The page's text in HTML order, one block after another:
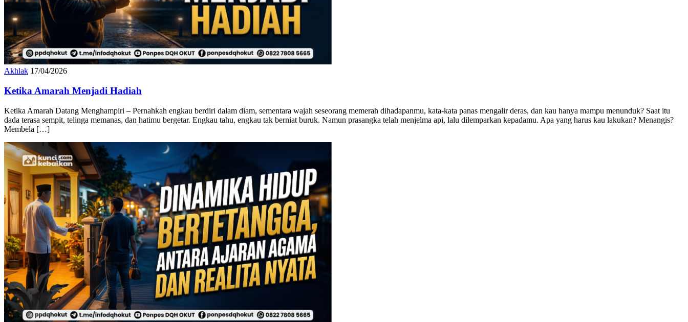
Akhlak 17/04/2026
Ketika Amarah Menjadi Hadiah
Ketika Amarah Datang Menghampiri – Pernahkah engkau berdiri dalam diam, sementara wajah seseorang memerah dihadapanmu, kata-kata panas mengalir deras, dan kau hanya mampu menunduk? Saat itu
dada terasa sempit, telinga memanas, dan hatimu bergetar. Engkau tahu, engkau tak berniat buruk. Namun prasangka telah menjelma api, lalu dilemparkan kepadamu. Apa yang harus kau lakukan? Menangis?
Membela […]